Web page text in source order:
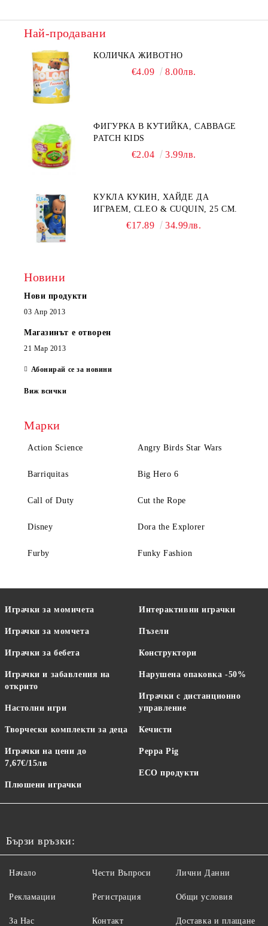
Най-продавани
КОЛИЧКА ЖИВОТНО
€4.09 8.00лв.
ФИГУРКА В КУТИЙКА, CABBAGE
PATCH KIDS
€2.04 3.99лв.
КУКЛА КУКИН, ХАЙДЕ ДА
ИГРАЕМ, CLEO & CUQUIN, 25 СМ.
€17.89 34.99лв.
Новини
Нови продукти
03 Апр 2013
Магазинът е отворен
21 Мар 2013
Абонирай се за новини
Виж всички
Марки
Action Science Angry Birds Star Wars
Barriquitas Big Hero 6
Call of Duty Cut the Rope
Disney Dora the Explorer
Furby Funky Fashion
Играчки за момичета
Играчки за момчета
Играчки за бебета
Играчки и забавления на
открито
Настолни игри
Творчески комплекти за деца
Играчки на цени до
7,67€/15лв
Плюшени играчки
Интерактивни играчки
Пъзели
Конструктори
Нарушена опаковка -50%
Играчки с дистанционно
управление
Кечисти
Peppa Pig
ECO продукти
Бързи връзки:
Начало
Рекламации
За Нас
Чести Въпроси
Регистрация
Контакт
Лични Данни
Общи условия
Доставка и плащане